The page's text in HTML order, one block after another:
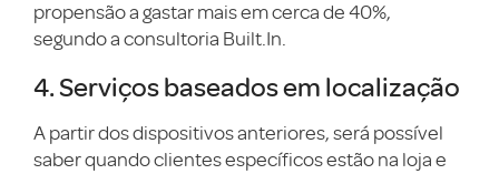
propensão a gastar mais em cerca de 40%,
segundo a consultoria Built.In.
4. Serviços baseados em localização
A partir dos dispositivos anteriores, será possível
saber quando clientes específicos estão na loja e